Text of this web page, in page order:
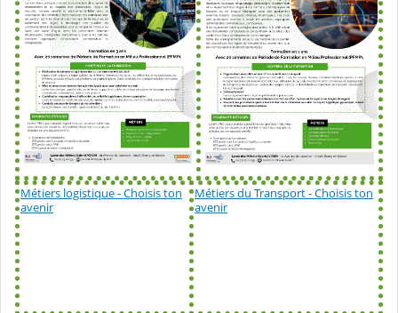
Métiers logistique - Choisis ton
avenir
Métiers du Transport - Choisis ton
avenir